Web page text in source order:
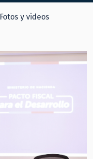
Fotos y videos